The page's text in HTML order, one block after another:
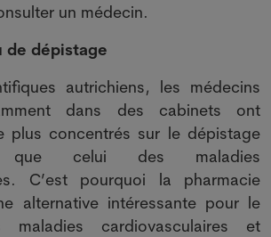
un médecin.
de dépistage
autrichiens, les médecins
dans des cabinets ont
plus concentrés sur le dépistage
celui des maladies
C’est pourquoi la pharmacie
alternative intéressante pour le
maladies cardiovasculaires et